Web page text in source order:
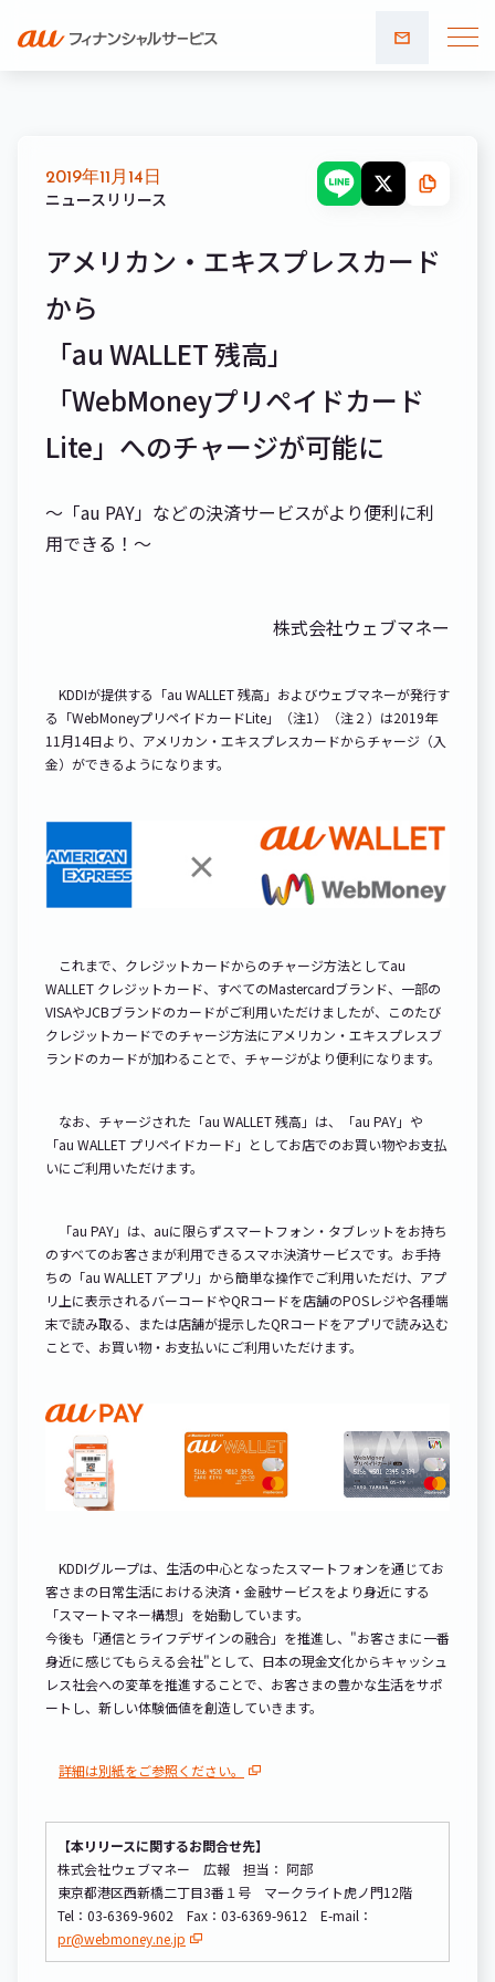
合わせ
2019年11月14日
ニュースリリース
アメリカン・エキスプレスカード
から
「au WALLET 残高」
「WebMoneyプリペイドカード
Lite」へのチャージが可能に
～「au PAY」などの決済サービスがより便利に利
用できる！～
株式会社ウェブマネー
KDDIが提供する「au WALLET 残高」およびウェブマネーが発行す
る「WebMoneyプリペイドカードLite」（注1）（注２）は2019年
11月14日より、アメリカン・エキスプレスカードからチャージ（入
金）ができるようになります。
これまで、クレジットカードからのチャージ方法としてau
WALLET クレジットカード、すべてのMastercardブランド、一部の
VISAやJCBブランドのカードがご利用いただけましたが、このたび
クレジットカードでのチャージ方法にアメリカン・エキスプレスブ
ランドのカードが加わることで、チャージがより便利になります。
なお、チャージされた「au WALLET 残高」は、「au PAY」や
「au WALLET プリペイドカード」としてお店でのお買い物やお支払
いにご利用いただけます。
「au PAY」は、auに限らずスマートフォン・タブレットをお持ち
のすべてのお客さまが利用できるスマホ決済サービスです。お手持
ちの「au WALLET アプリ」から簡単な操作でご利用いただけ、アプ
リ上に表示されるバーコードやQRコードを店舗のPOSレジや各種端
末で読み取る、または店舗が提示したQRコードをアプリで読み込む
ことで、お買い物・お支払いにご利用いただけます。
KDDIグループは、生活の中心となったスマートフォンを通じてお
客さまの日常生活における決済・金融サービスをより身近にする
「スマートマネー構想」を始動しています。
今後も「通信とライフデザインの融合」を推進し、"お客さまに一番
身近に感じてもらえる会社"として、日本の現金文化からキャッシュ
レス社会への変革を推進することで、お客さまの豊かな生活をサポ
ートし、新しい体験価値を創造していきます。
詳細は別紙をご参照ください。
【本リリースに関するお問合せ先】
株式会社ウェブマネー 広報 担当： 阿部
東京都港区西新橋二丁目3番１号 マークライト虎ノ門12階
Tel：03-6369-9602 Fax：03-6369-9612 E-mail：
pr@webmoney.ne.jp